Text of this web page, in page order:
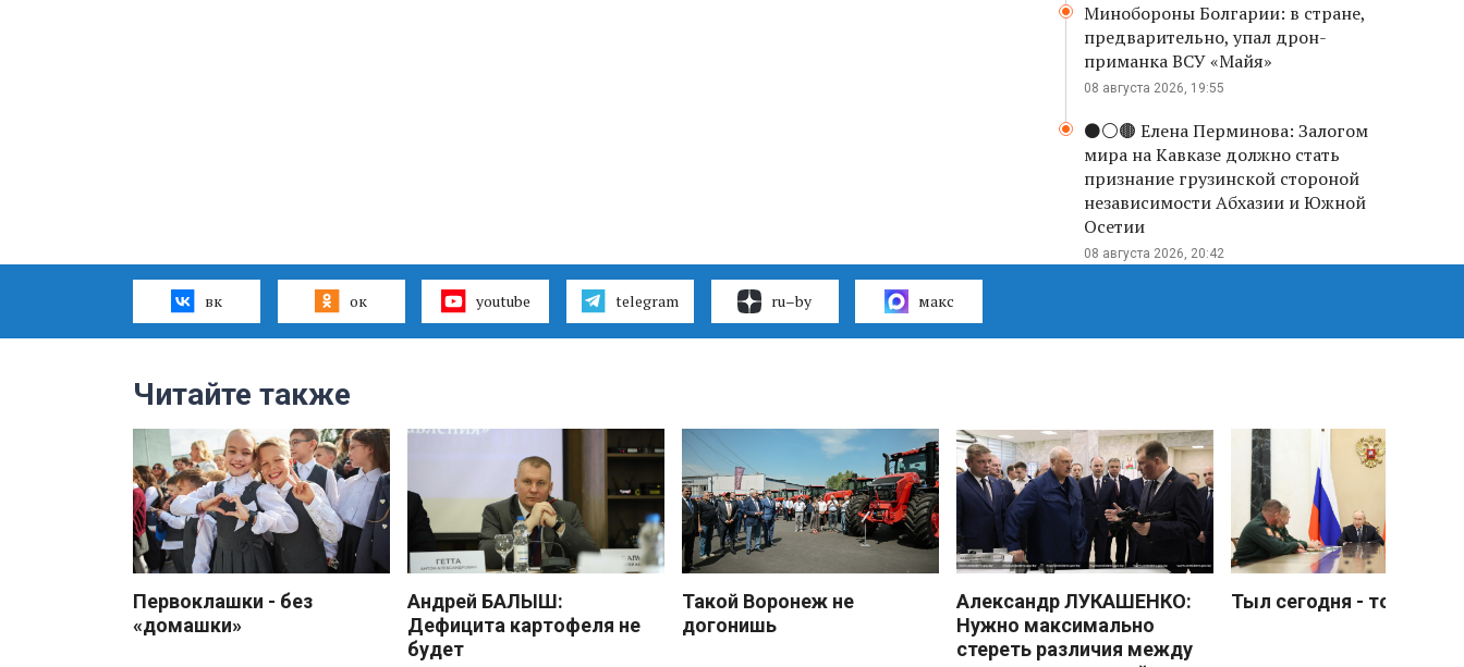
Минобороны Болгарии: в стране,
предварительно, упал дрон-
приманка ВСУ «Майя»
08 августа 2026, 19:55
⚫️⚪️🟤 Елена Перминова: Залогом
мира на Кавказе должно стать
признание грузинской стороной
независимости Абхазии и Южной
Осетии
08 августа 2026, 20:42
вк ок youtube telegram ru–by макс
Читайте также
Первоклашки - без
«домашки»
Андрей БАЛЫШ:
Дефицита картофеля не
будет
Такой Воронеж не
догонишь
Александр ЛУКАШЕНКО:
Нужно максимально
стереть различия между
Тыл сегодня - тоже